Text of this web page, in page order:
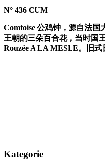
N° 436 CUM
Comtoise 公鸡钟，源自法国
王朝的三朵百合花，当时国
Rouzée A LA MESLE。旧式
Kategorie